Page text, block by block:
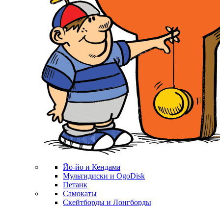
Йо-йо и Кендама
Мультидиски и OgoDisk
Петанк
Самокаты
Скейтборды и Лонгборды